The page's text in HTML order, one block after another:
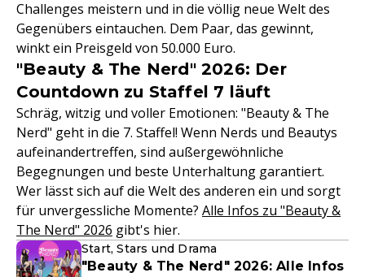
Challenges meistern und in die völlig neue Welt des
Gegenübers eintauchen. Dem Paar, das gewinnt,
winkt ein Preisgeld von 50.000 Euro.
"Beauty & The Nerd" 2026: Der
Countdown zu Staffel 7 läuft
Schräg, witzig und voller Emotionen: "Beauty & The
Nerd" geht in die 7. Staffel! Wenn Nerds und Beautys
aufeinandertreffen, sind außergewöhnliche
Begegnungen und beste Unterhaltung garantiert.
Wer lässt sich auf die Welt des anderen ein und sorgt
für unvergessliche Momente? Alle Infos zu "Beauty &
The Nerd" 2026 gibt's hier.
Start, Stars und Drama
"Beauty & The Nerd" 2026: Alle Infos